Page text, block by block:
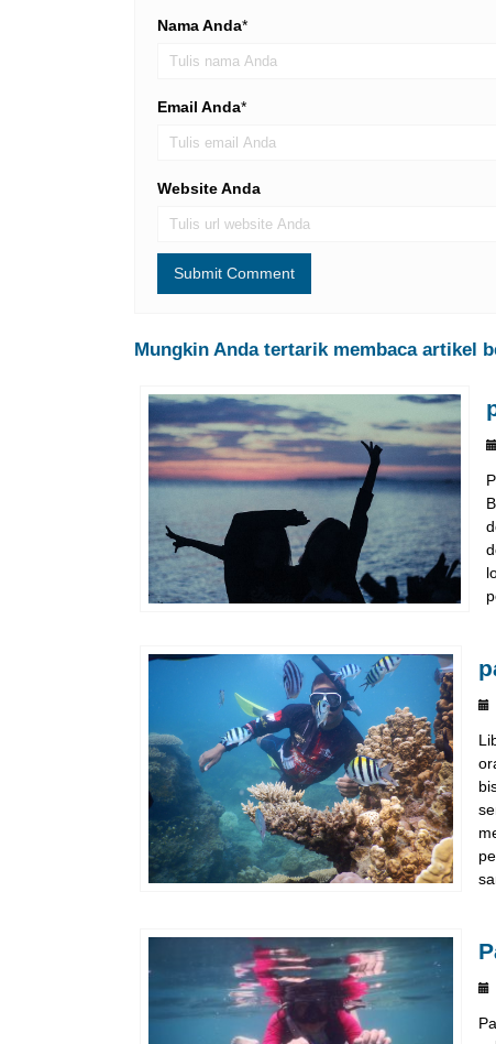
Nama Anda*
Email Anda*
Website Anda
Mungkin Anda tertarik membaca artikel